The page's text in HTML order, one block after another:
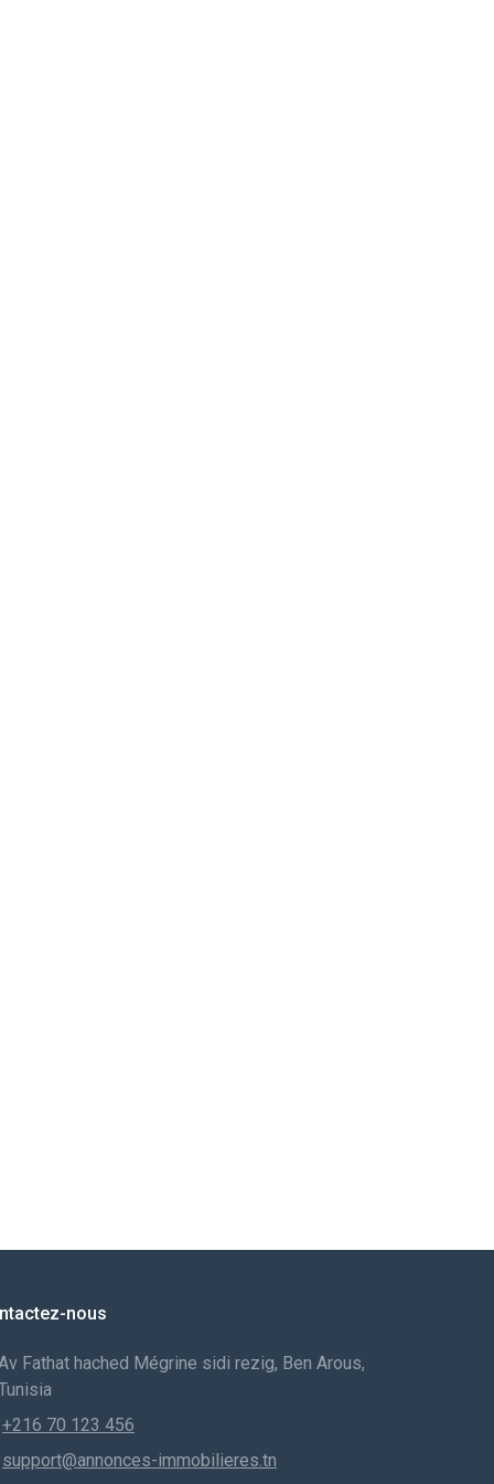
nous
Fathat hached Mégrine sidi rezig, Ben Arous,
+216 70 123 456
support@annonces-immobilieres.tn